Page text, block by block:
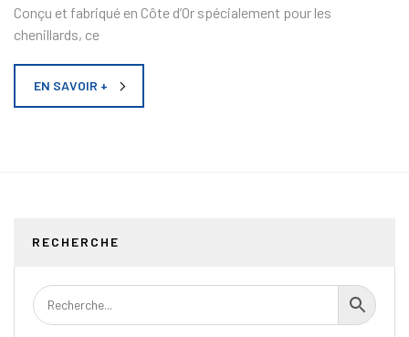
RECHERCHE
Conçu et fabriqué en Côte d’Or spécialement pour les
chenillards, ce
EN SAVOIR +